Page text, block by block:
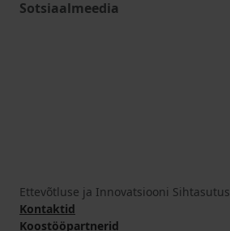
Sotsiaalmeedia
Ettevõtluse ja Innovatsiooni Sihtasutus
Kontaktid
Koostööpartnerid